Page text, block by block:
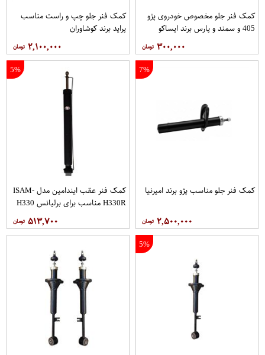
کمک فنر جلو مخصوص خودروی پژو
405 و سمند و پارس برند ایساکو
۳۰۰,۰۰۰
کمک فنر جلو چپ و راست مناسب
پراید برند کوشاوران
۲,۱۰۰,۰۰۰
7%
کمک فنر جلو مناسب پژو برند امیرنیا
۲,۵۰۰,۰۰۰
5%
کمک فنر عقب ایندامین مدل ISAM-
H330R مناسب برای برلیانس H330
۵۱۳,۷۰۰
5%